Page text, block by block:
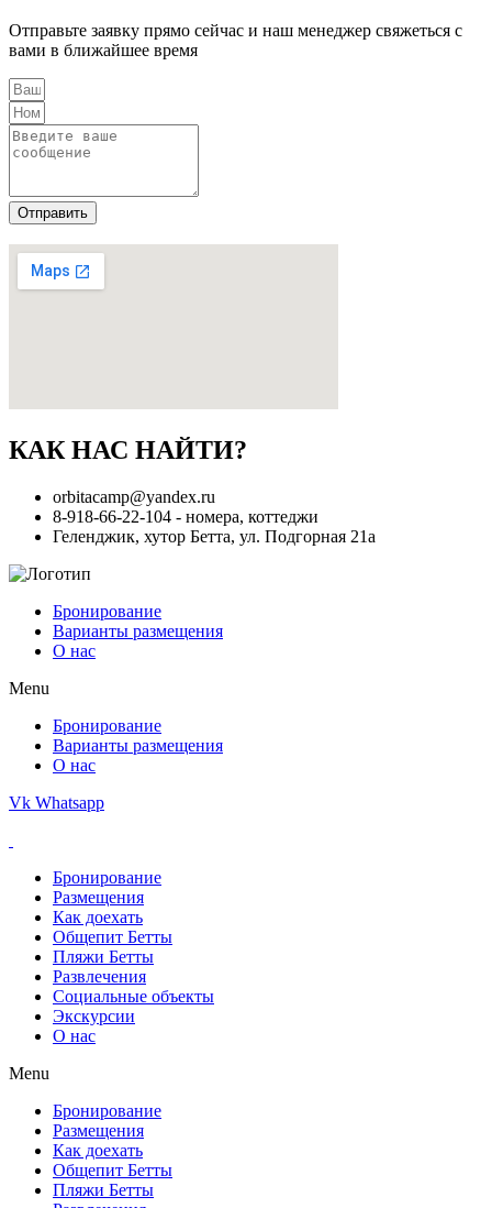
Отправьте заявку прямо сейчас и наш менеджер свяжеться с
вами в ближайшее время
Отправить
КАК НАС НАЙТИ?
orbitacamp@yandex.ru
8-918-66-22-104 - номера, коттеджи
Геленджик, хутор Бетта, ул. Подгорная 21a
Бронирование
Варианты размещения
О нас
Menu
Бронирование
Варианты размещения
О нас
Vk Whatsapp
Бронирование
Размещения
Как доехать
Общепит Бетты
Пляжи Бетты
Развлечения
Социальные объекты
Экскурсии
О нас
Menu
Бронирование
Размещения
Как доехать
Общепит Бетты
Пляжи Бетты